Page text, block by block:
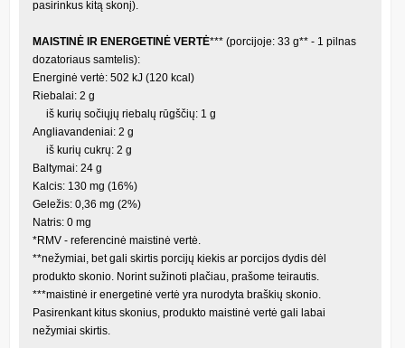
pasirinkus kitą skonį).
MAISTINĖ IR ENERGETINĖ VERTĖ*** (porcijoje: 33 g** - 1 pilnas
dozatoriaus samtelis):
Energinė vertė: 502 kJ (120 kcal)
Riebalai: 2 g
iš kurių sočiųjų riebalų rūgščių: 1 g
Angliavandeniai: 2 g
iš kurių cukrų: 2 g
Baltymai: 24 g
Kalcis: 130 mg (16%)
Geležis: 0,36 mg (2%)
Natris: 0 mg
*RMV - referencinė maistinė vertė.
**nežymiai, bet gali skirtis porcijų kiekis ar porcijos dydis dėl
produkto skonio. Norint sužinoti plačiau, prašome teirautis.
***maistinė ir energetinė vertė yra nurodyta braškių skonio.
Pasirenkant kitus skonius, produkto maistinė vertė gali labai
nežymiai skirtis.